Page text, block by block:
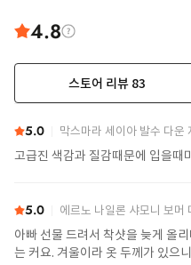
4.8
스토어 리뷰 83
5.0 막스마라 세이아 발수 다운
고급진 색감과 질감때문에 입을때
5.0 에르노 나일론 샤모니 보머 다운
아빠 선물 드려서 착샷을 늦게 올
는 커요. 겨울이라 옷 두께가 있으